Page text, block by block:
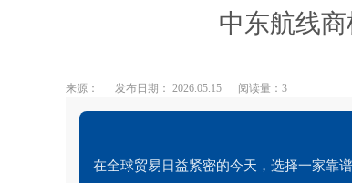
中东航线
来源： 发布日期： 2026.05.15 阅读量： 3
在全球贸易日益紧密的今天，选择一家靠